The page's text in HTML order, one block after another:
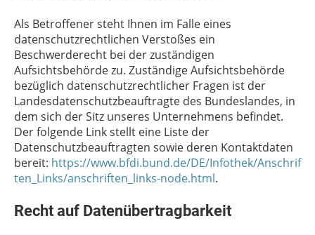
Als Betroffener steht Ihnen im Falle eines
datenschutzrechtlichen Verstoßes ein
Beschwerderecht bei der zuständigen
Aufsichtsbehörde zu. Zuständige Aufsichtsbehörde
bezüglich datenschutzrechtlicher Fragen ist der
Landesdatenschutzbeauftragte des Bundeslandes, in
dem sich der Sitz unseres Unternehmens befindet.
Der folgende Link stellt eine Liste der
Datenschutzbeauftragten sowie deren Kontaktdaten
bereit: https://www.bfdi.bund.de/DE/Infothek/Anschrif
ten_Links/anschriften_links-node.html.
Recht auf Datenübertragbarkeit